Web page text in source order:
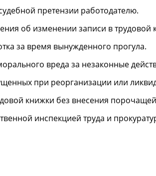
претензии работодателю.
об изменении записи в трудовой
за время вынужденного прогула.
вреда за незаконные
при реорганизации или
книжки без внесения
инспекцией труда и